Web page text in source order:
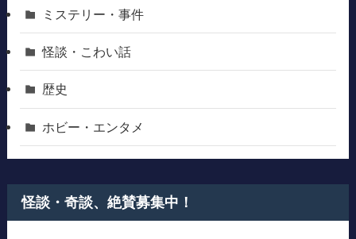
ミステリー・事件
怪談・こわい話
歴史
ホビー・エンタメ
怪談・奇談、絶賛募集中！